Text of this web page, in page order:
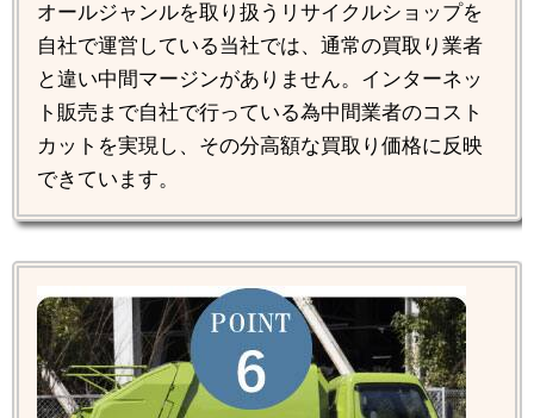
オールジャンルを取り扱うリサイクルショップを
自社で運営している当社では、通常の買取り業者
と違い中間マージンがありません。インターネッ
ト販売まで自社で行っている為中間業者のコスト
カットを実現し、その分高額な買取り価格に反映
できています。